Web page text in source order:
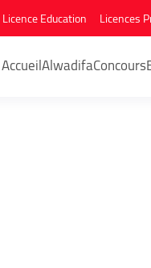
Licence Education Licences
AccueilAlwadifaConcours